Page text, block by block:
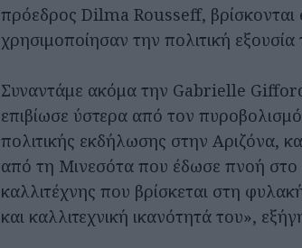
πρόεδρος Dilma Rousseff, βρίσκονται
χρησιμοποίησαν την πολιτική εξουσία
Συναντάμε ακόμα την Gabrielle
επιβίωσε ύστερα από τον
πολιτικής εκδήλωσης στην Αριζόνα,
από τη Μινεσότα που έδωσε πνοή στο
καλλιτέχνης που βρίσκεται στη
και καλλιτεχνική ικανότητά του»,